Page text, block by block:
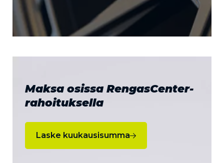
Maksa osissa RengasCenter-
rahoituksella
Laske kuukausisumma